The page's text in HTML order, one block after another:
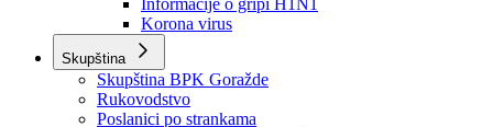
Izvještaj o radu
Izvještaj OC Uprave
Informacije o gripi H1N1
Korona virus
Skupština